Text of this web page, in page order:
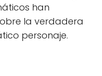
han
la verdadera
personaje.